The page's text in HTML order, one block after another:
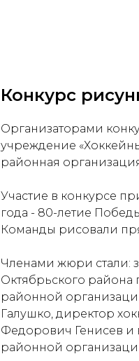
Конкурс
Организаторами
учреждение
районная
Участие в конкурсе
года - 80-летие
Команды рисовали
Членами жюри стали:
Октябрьского района
районной
Галушко, директор
Федорович Генисев и
районной